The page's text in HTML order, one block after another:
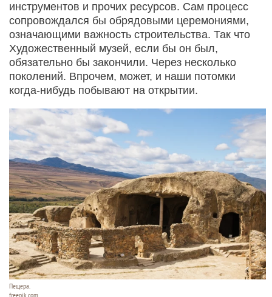
инструментов и прочих ресурсов. Сам процесс
сопровождался бы обрядовыми церемониями,
означающими важность строительства. Так что
Художественный музей, если бы он был,
обязательно бы закончили. Через несколько
поколений. Впрочем, может, и наши потомки
когда-нибудь побывают на открытии.
Пещера.